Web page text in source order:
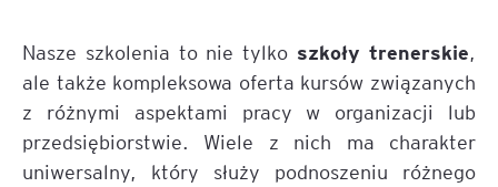
Nasze szkolenia to nie tylko szkoły trenerskie,
ale także kompleksowa oferta kursów związanych
z różnymi aspektami pracy w organizacji lub
przedsiębiorstwie. Wiele z nich ma charakter
uniwersalny, który służy podnoszeniu różnego